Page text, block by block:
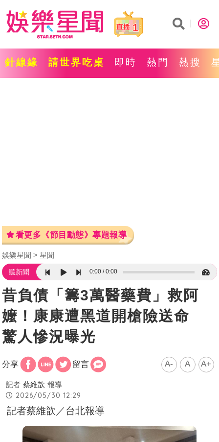
1
針線緣 請世界吃桌 即時 熱門 熱搜
看更多《節目動態》專題報導
娛樂星聞 星聞
聽新聞 0:00 0:00
昔負債「籌3萬醫藥費」救阿
嬤！康康遭黑道開槍險送命
驚人慘況曝光
分享 留言 A- A A+
記者 蔡維歆 報導
2026/05/30 12:29
記者蔡維歆／台北報導